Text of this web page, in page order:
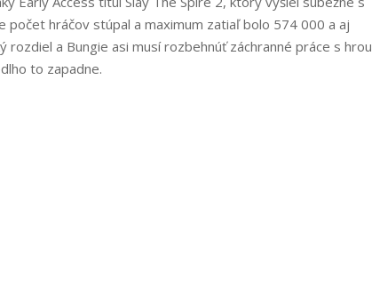
hráčov stúpal a maximum zatiaľ bolo 574 000 a aj
a Bungie asi musí rozbehnúť záchranné práce s hrou
to zapadne.